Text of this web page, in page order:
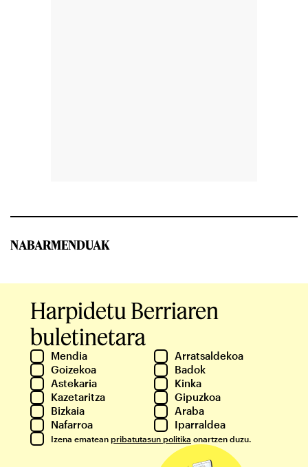
NABARMENDUAK
Harpidetu Berriaren
buletinetara
Mendia
Arratsaldekoa
Goizekoa
Badok
Astekaria
Kinka
Kazetaritza
Gipuzkoa
Bizkaia
Araba
Nafarroa
Iparraldea
Izena ematean pribatutasun politika onartzen duzu.